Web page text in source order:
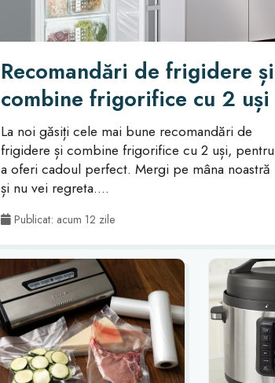
Recomandări de frigidere și
combine frigorifice cu 2 uși
La noi găsiți cele mai bune recomandări de
frigidere și combine frigorifice cu 2 uși, pentru
a oferi cadoul perfect. Mergi pe mâna noastră
și nu vei regreta....
Publicat: acum 12 zile